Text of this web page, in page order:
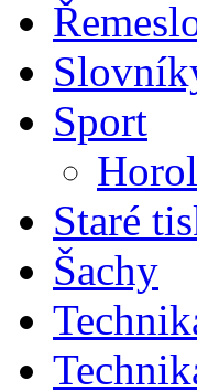
Sport
Staré
Šachy